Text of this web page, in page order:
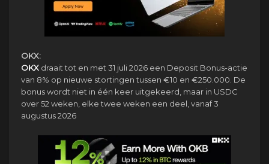
OKX:
OKX draait tot en met 31 juli 2026 een Deposit Bonus-actie
van 8% op nieuwe stortingen tussen €10 en €250.000. De
bonus wordt niet in één keer uitgekeerd, maar in USDC
over 52 weken, elke twee weken een deel, vanaf 3
augustus 2026